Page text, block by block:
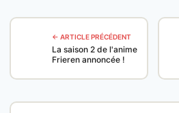
← ARTICLE PRÉCÉDENT
La saison 2 de l'anime
Frieren annoncée !